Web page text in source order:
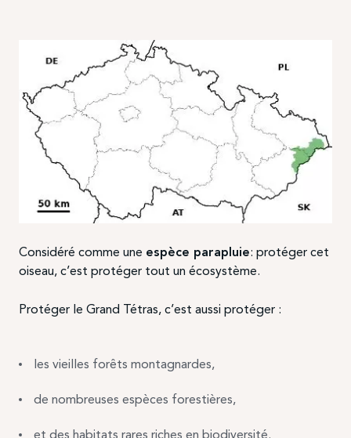
Considéré comme une espèce parapluie: protéger cet
oiseau, c’est protéger tout un écosystème.
Protéger le Grand Tétras, c’est aussi protéger :
les vieilles forêts montagnardes,
de nombreuses espèces forestières,
et des habitats rares riches en biodiversité.